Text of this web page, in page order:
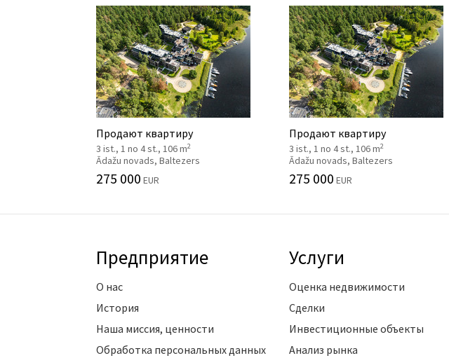
Продают квартиру
3 ist., 1 no 4 st., 106 m2
Ādažu novads, Baltezers
275 000 EUR
Продают квартиру
3 ist., 1 no 4 st., 106 m2
Ādažu novads, Baltezers
275 000 EUR
Предприятие
О нас
История
Наша миссия, ценности
Обработка персональных данных
Услуги
Оценка недвижимости
Сделки
Инвестиционные объекты
Анализ рынка